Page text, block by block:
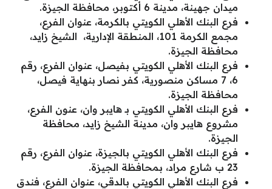
ميدان جهينة، مدينة 6 أكتوبر، محافظة الجيزة.
فرع البنك الأهلي الكويتي بالكرمة، عنوان الفرع،
مجمع الكرمة 101، المنطقة الإدارية، الشيخ زايد،
محافظة الجيزة.
فرع البنك الأهلي الكويتي بفيصل، عنوان الفرع، رقم
6، 7 مساكن منصورية، كفر نصار بنهاية فيصل،
محافظة الجيزة.
فرع البنك الأهلي الكويتي بـ هايبر وان، عنون الفرع،
مشروع هايبر وان، مدينة الشيخ زايد، محافظة
الجيزة.
فرع البنك الأهلي الكويتي بالجيزة، عنوان الفرع، رقم
23 ب شارع مراد، بمحافظة الجيزة.
فرع البنك الأهلي الكويتي بالدقي، عنوان الفرع، فندق